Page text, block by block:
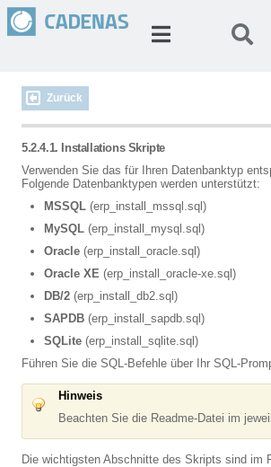
Zurück
5.2.4.1. Installations Skripte
Verwenden Sie das für Ihren Datenbanktyp
Folgende Datenbanktypen werden unterstützt:
MSSQL (erp_install_mssql.sql)
MySQL (erp_install_mysql.sql)
Oracle (erp_install_oracle.sql)
Oracle XE (erp_install_oracle-xe.sql)
DB/2 (erp_install_db2.sql)
SAPDB (erp_install_sapdb.sql)
SQLite (erp_install_sqlite.sql)
Führen Sie die SQL-Befehle über Ihr SQL-
Hinweis
Beachten Sie die Readme-Datei im
Die wichtigsten Abschnitte des Skripts sind im